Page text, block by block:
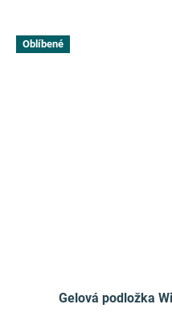
Oblíbené
Gelová podložka